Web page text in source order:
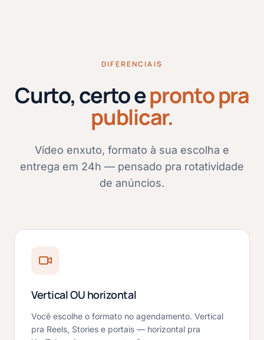
DIFERENCIAIS
Curto, certo epronto pra
publicar.
Vídeo enxuto, formato à sua escolha e
entrega em 24h — pensado pra rotatividade
de anúncios.
Vertical OU horizontal
Você escolhe o formato no agendamento. Vertical
pra Reels, Stories e portais — horizontal pra